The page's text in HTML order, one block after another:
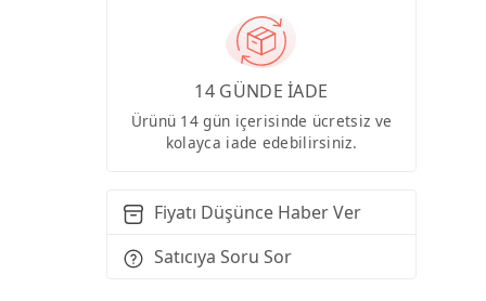
14 GÜNDE İADE
Ürünü 14 gün içerisinde ücretsiz ve
kolayca iade edebilirsiniz.
Fiyatı Düşünce Haber Ver
Satıcıya Soru Sor